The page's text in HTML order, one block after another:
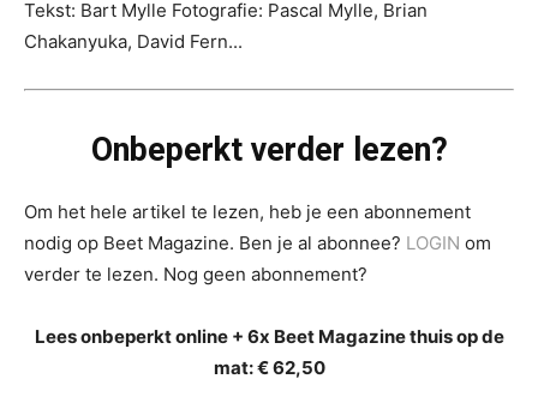
Tekst: Bart Mylle Fotografie: Pascal Mylle, Brian
Chakanyuka, David Fern...
Onbeperkt verder lezen?
Om het hele artikel te lezen, heb je een abonnement
nodig op Beet Magazine. Ben je al abonnee? LOGIN om
verder te lezen. Nog geen abonnement?
Lees onbeperkt online + 6x Beet Magazine thuis op de
mat: € 62,50